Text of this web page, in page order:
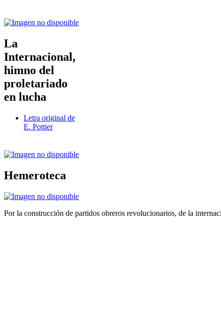
La
Internacional,
himno del
proletariado
en lucha
Letra original de
E. Pottier
Hemeroteca
Por la construcción de partidos obreros revolucionarios, de la